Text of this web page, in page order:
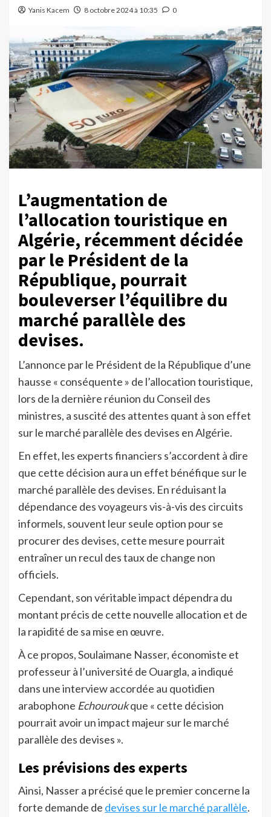
Yanis Kacem 8 octobre 2024 à 10:35 0
L’augmentation de
l’allocation touristique en
Algérie, récemment décidée
par le Président de la
République, pourrait
bouleverser l’équilibre du
marché parallèle des
devises.
L’annonce par le Président de la République d’une
hausse « conséquente » de l’allocation touristique,
lors de la dernière réunion du Conseil des
ministres, a suscité des attentes quant à son effet
sur le marché parallèle des devises en Algérie.
En effet, les experts financiers s’accordent à dire
que cette décision aura un effet bénéfique sur le
marché parallèle des devises. En réduisant la
dépendance des voyageurs vis-à-vis des circuits
informels, souvent leur seule option pour se
procurer des devises, cette mesure pourrait
entraîner un recul des taux de change non
officiels.
Cependant, son véritable impact dépendra du
montant précis de cette nouvelle allocation et de
la rapidité de sa mise en œuvre.
À ce propos, Soulaimane Nasser, économiste et
professeur à l’université de Ouargla, a indiqué
dans une interview accordée au quotidien
arabophone Echouroukque « cette décision
pourrait avoir un impact majeur sur le marché
parallèle des devises ».
Les prévisions des experts
Ainsi, Nasser a précisé que le premier concerne la
forte demande de devises sur le marché parallèle.